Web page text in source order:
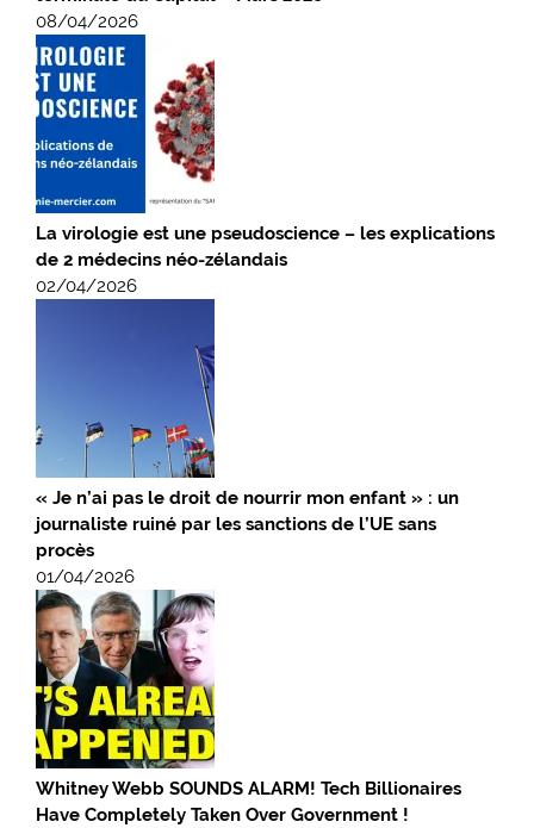
08/04/2026
La virologie est une pseudoscience – les explications
de 2 médecins néo-zélandais
02/04/2026
« Je n’ai pas le droit de nourrir mon enfant » : un
journaliste ruiné par les sanctions de l’UE sans
procès
01/04/2026
Whitney Webb SOUNDS ALARM! Tech Billionaires
Have Completely Taken Over Government !